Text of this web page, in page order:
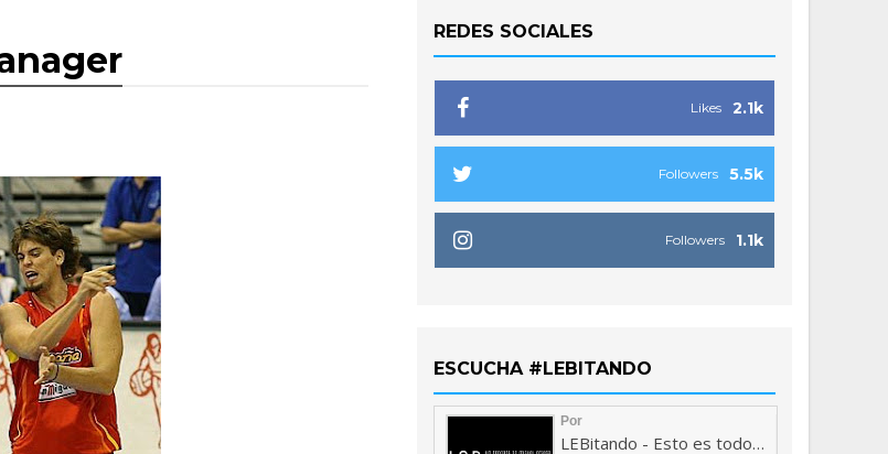
REDES SOCIALES
2.1k
Likes
5.5k
Followers
1.1k
Followers
ESCUCHA #LEBITANDO